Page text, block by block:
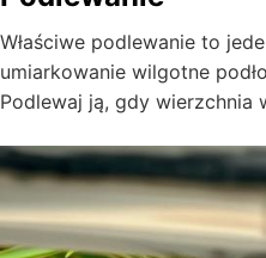
Właściwe podlewanie to
umiarkowanie wilgotne
Podlewaj ją, gdy wierzchnia